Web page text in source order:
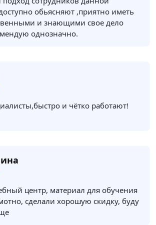
обьясняют ,приятно иметь
и знающими свое дело
однозначно.
и чётко работают!
центр, материал для обучения
сделали хорошую скидку, буду